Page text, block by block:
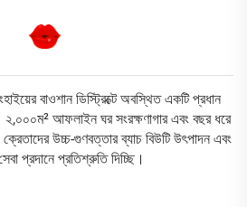
বাওশান ডিস্ট্রিক্টে অবস্থিত একটি প্রধান
২,০০০ম² আফলাইন ঘর সংরক্ষণাগার এবং বছর ধরে
উচ্চ-গুণবত্তার ব্যাচ বিউটি উৎপাদন এবং
প্রদানে প্রতিশ্রুতি দিচ্ছি।